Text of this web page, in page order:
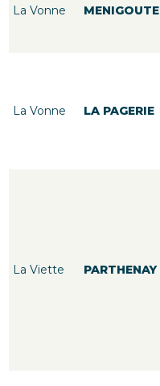
La Vonne MENIGOUTE
La Vonne LA PAGERIE
La Viette PARTHENAY